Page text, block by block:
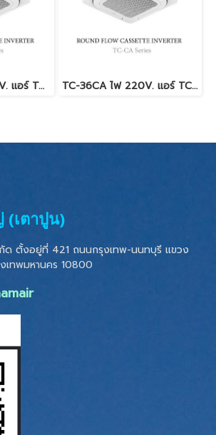
TC-42CA ไฟ 220V. แอร์ TCL รุ่นฝังฝ้าสี่ทิศทาง ระบบ Inverter น้ำยา R32 พร้อมบริการติดตั้ง TC-36CA ไฟ 220V. แอร์ TCL รุ่นฝังฝ้าสี่ทิศทาง ระบบ Inverter น้ำยา R32 พร้อมบริการติดตั้ง
(เตาปูน)
ด ตั้งอยู่ที่ 421 ถนนกรุงเทพ-นนทบุรี แขวง
เทพมหานคร 10800